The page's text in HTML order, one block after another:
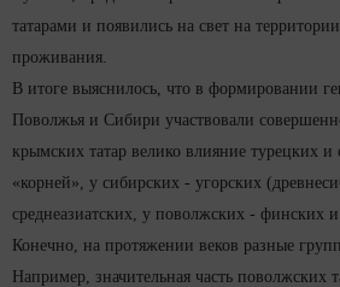
татарами и появились на свет на
проживания.
В итоге выяснилось, что в формировании
Поволжья и Сибири участвовали
крымских татар велико влияние турецких и
«корней», у сибирских - угорских
среднеазиатских, у поволжских - финских и
Конечно, на протяжении веков разные
Например, значительная часть поволжских